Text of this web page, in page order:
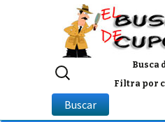
Busca
Filtra por
Buscar
por:
Buscar